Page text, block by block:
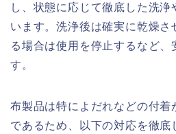
し、状態に応じて徹底した洗浄
います。洗浄後は確実に乾燥さ
る場合は使用を停止するなど、
す。
布製品は特によだれなどの付着
であるため、以下の対応を徹底